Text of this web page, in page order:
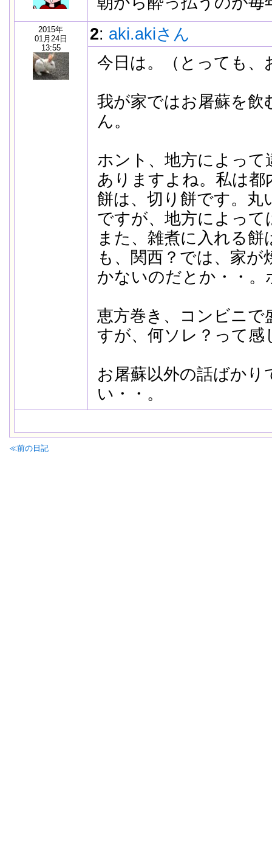
2015年
01月24日
13:55
2: aki.akiさん
今日は。（とっても、
我が家ではお屠蘇を飲
ん。
ホント、地方によっ
ありますよね。私は都
餅は、切り餅です。丸
ですが、地方によっ
また、雑煮に入れる
も、関西？では、家
かないのだとか・・。
恵方巻き、コンビニで
すが、何ソレ？って感
お屠蘇以外の話ばかり
い・・。
≪前の日記